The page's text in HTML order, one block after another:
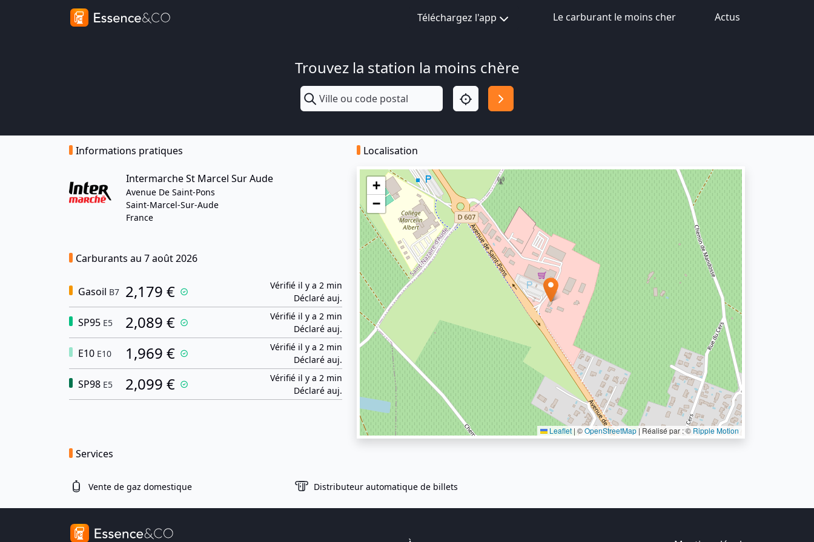
Téléchargez l'app Le carburant le moins cher Actus
Trouvez la station la moins chère
Informations pratiques
Intermarche St Marcel Sur Aude
Avenue De Saint-Pons
Saint-Marcel-Sur-Aude
France
Carburants au 7 août 2026
Gasoil B7 2,179 €
Vérifié il y a 2 min
Déclaré auj.
SP95 E5 2,089 €
Vérifié il y a 2 min
Déclaré auj.
E10 E10 1,969 €
Vérifié il y a 2 min
Déclaré auj.
SP98 E5 2,099 €
Vérifié il y a 2 min
Déclaré auj.
Localisation
+
−
Leaflet | ©OpenStreetMap | Réalisé par : © Ripple Motion
Services
Vente de gaz domestique Distributeur automatique de billets